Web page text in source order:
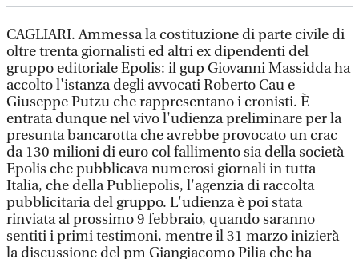
CAGLIARI. Ammessa la costituzione di parte civile di
oltre trenta giornalisti ed altri ex dipendenti del
gruppo editoriale Epolis: il gup Giovanni Massidda ha
accolto l'istanza degli avvocati Roberto Cau e
Giuseppe Putzu che rappresentano i cronisti. È
entrata dunque nel vivo l'udienza preliminare per la
presunta bancarotta che avrebbe provocato un crac
da 130 milioni di euro col fallimento sia della società
Epolis che pubblicava numerosi giornali in tutta
Italia, che della Publiepolis, l'agenzia di raccolta
pubblicitaria del gruppo. L'udienza è poi stata
rinviata al prossimo 9 febbraio, quando saranno
sentiti i primi testimoni, mentre il 31 marzo inizierà
la discussione del pm Giangiacomo Pilia che ha